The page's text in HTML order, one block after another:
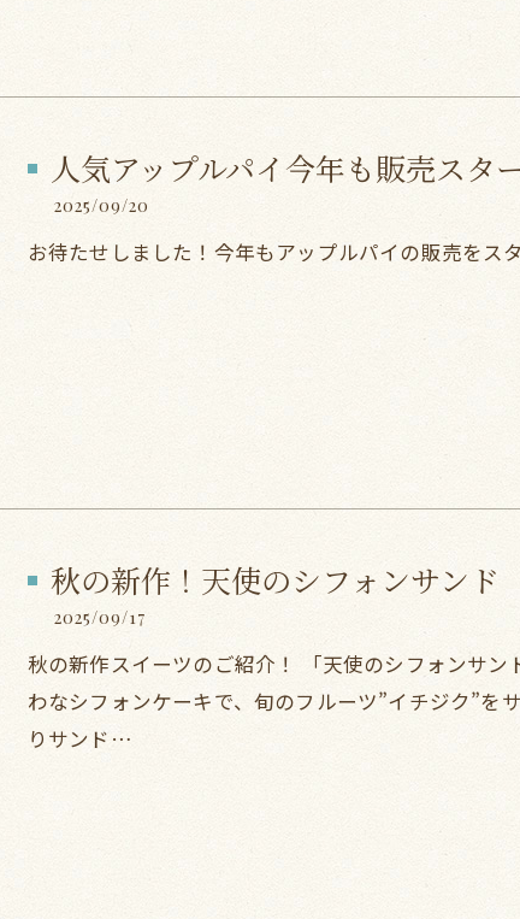
人気アップルパイ今年も販売スタ
2025/09/20
お待たせしました！今年もアップルパイの販売をスタ
秋の新作！天使のシフォンサンド
2025/09/17
秋の新作スイーツのご紹介！ 「天使のシフォンサ
わなシフォンケーキで、旬のフルーツ”イチジク”を
りサンド…